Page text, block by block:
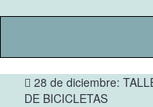
28 de diciembre:
DE BICICLETAS